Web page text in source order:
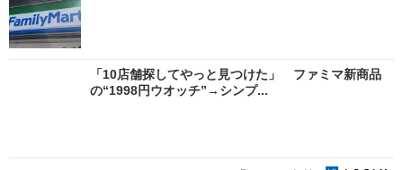
「10店舗探してやっと見つけた」 ファミマ新商品
の“1998円ウオッチ”→シンプ...